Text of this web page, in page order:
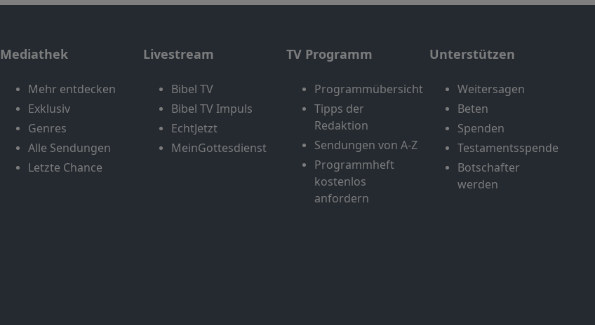
Mediathek
Mehr entdecken
Exklusiv
Genres
Alle Sendungen
Letzte Chance
Livestream
Bibel TV
Bibel TV Impuls
EchtJetzt
MeinGottesdienst
TV Programm
Programmübersicht
Tipps der
Redaktion
Sendungen von A-Z
Programmheft
kostenlos
anfordern
Unterstützen
Weitersagen
Beten
Spenden
Testamentsspende
Botschafter
werden